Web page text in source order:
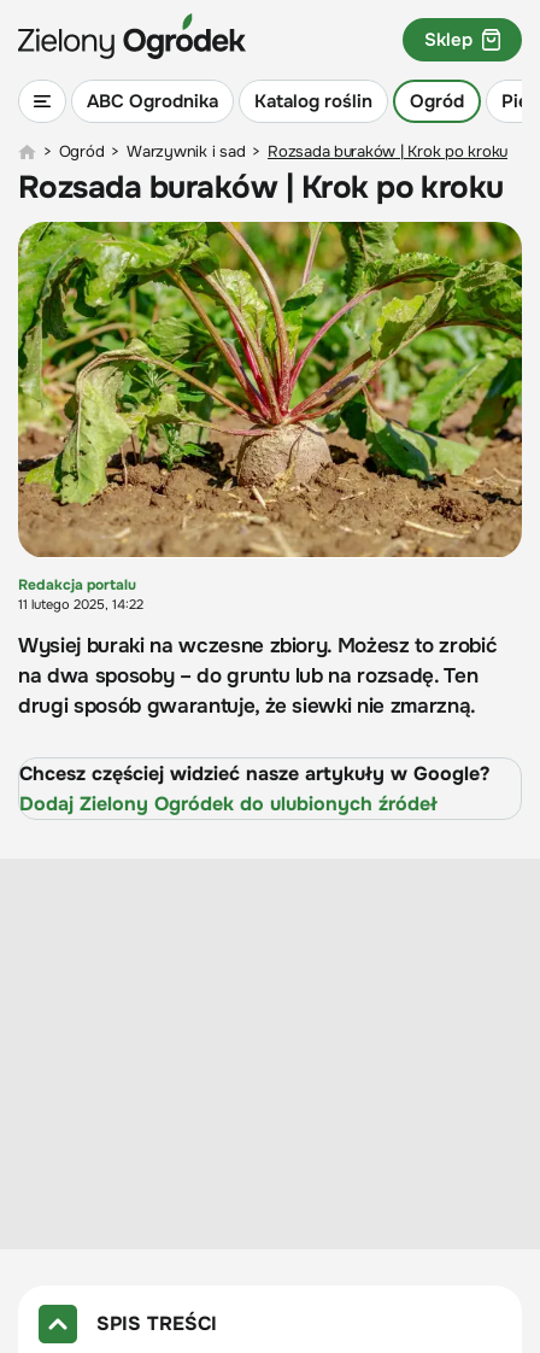
ABC Ogrodnika Katalog roślin Ogród
Sklep
> Ogród > Warzywnik i sad > Rozsada buraków | Krok po kroku
Rozsada buraków | Krok po kroku
Redakcja portalu
11 lutego 2025, 14:22
Wysiej buraki na wczesne zbiory. Możesz to zrobić
na dwa sposoby – do gruntu lub na rozsadę. Ten
drugi sposób gwarantuje, że siewki nie zmarzną.
Chcesz częściej widzieć nasze artykuły w Google?
Dodaj Zielony Ogródek do ulubionych źródeł
SPIS TREŚCI